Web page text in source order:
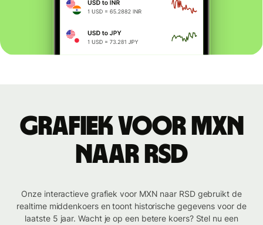
Grafiek voor MXN
naar RSD
Onze interactieve grafiek voor MXN naar RSD gebruikt de
realtime middenkoers en toont historische gegevens voor de
laatste 5 jaar. Wacht je op een betere koers? Stel nu een